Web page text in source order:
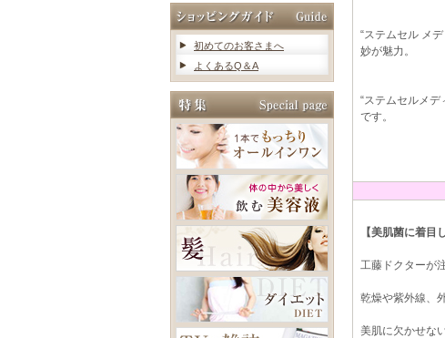
初めてのお客さまへ
よくあるQ＆A
“ステムセル メ
妙が魅力。
“ステムセルメ
です。
【美肌菌に着目
工藤ドクターが
乾燥や紫外線、
美肌に欠かせな